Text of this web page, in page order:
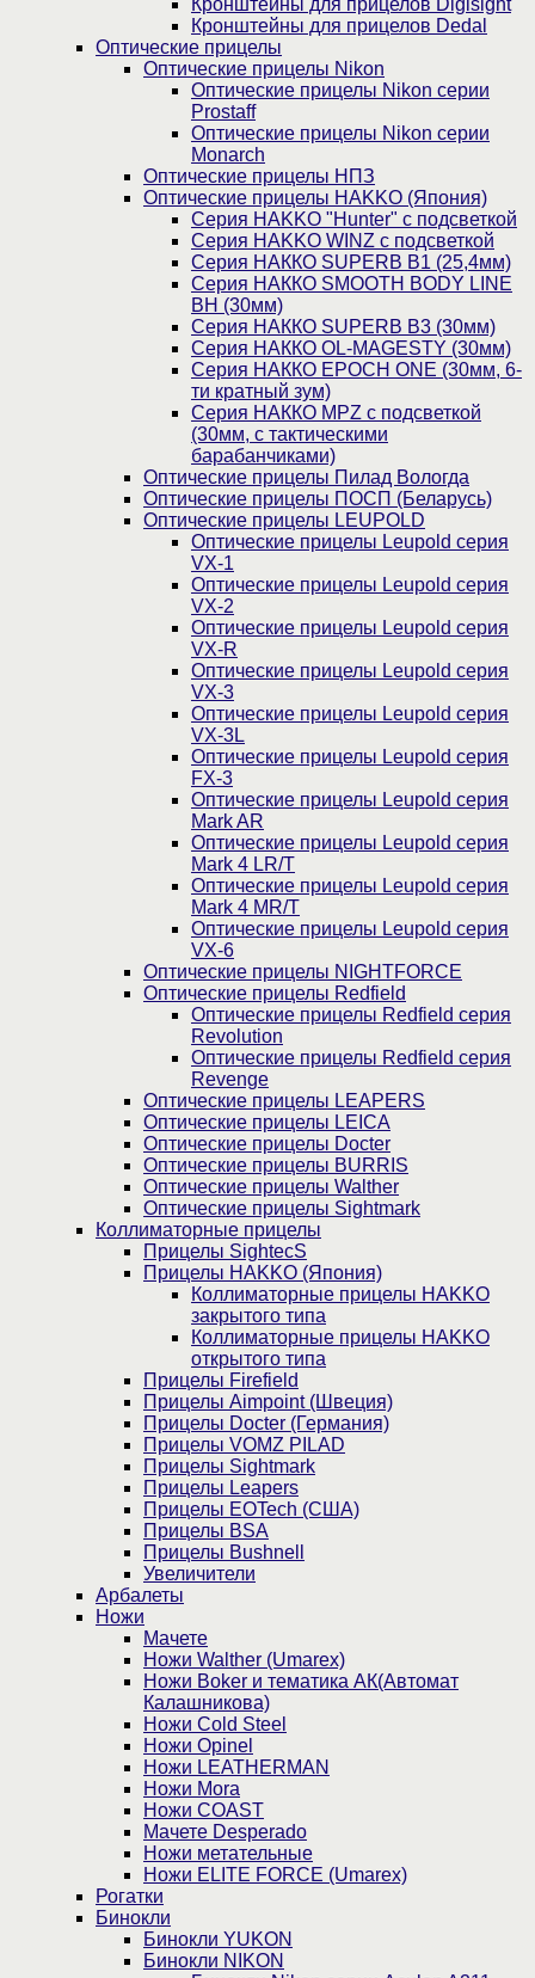
Кронштейны для прицелов Digisight
Кронштейны для прицелов Dedal
Оптические прицелы
Оптические прицелы Nikon
Оптические прицелы Nikon серии
Prostaff
Оптические прицелы Nikon серии
Monarch
Оптические прицелы НПЗ
Оптические прицелы HAKKO (Япония)
Cерия HAKKO "Hunter" с подсветкой
Серия НAKKO WINZ с подсветкой
Серия НАККО SUPERB B1 (25,4мм)
Серия НАККО SMOOTH BODY LINE
BH (30мм)
Серия НАККО SUPERB B3 (30мм)
Серия НАККО OL-MAGESTY (30мм)
Серия НАККО EPOCH ONE (30мм, 6-
ти кратный зум)
Серия НАККО MPZ с подсветкой
(30мм, c тактическими
барабанчиками)
Оптические прицелы Пилад Вологда
Оптические прицелы ПОСП (Беларусь)
Оптические прицелы LEUPOLD
Оптические прицелы Leupold серия
VX-1
Оптические прицелы Leupold серия
VX-2
Оптические прицелы Leupold серия
VX-R
Оптические прицелы Leupold серия
VX-3
Оптические прицелы Leupold серия
VX-3L
Оптические прицелы Leupold серия
FX-3
Оптические прицелы Leupold серия
Mark AR
Оптические прицелы Leupold серия
Mark 4 LR/T
Оптические прицелы Leupold серия
Mark 4 MR/T
Оптические прицелы Leupold серия
VX-6
Оптические прицелы NIGHTFORCE
Оптические прицелы Redfield
Оптические прицелы Redfield серия
Revolution
Оптические прицелы Redfield серия
Revenge
Оптические прицелы LEAPERS
Оптические прицелы LEICA
Оптические прицелы Docter
Оптические прицелы BURRIS
Оптические прицелы Walther
Оптические прицелы Sightmark
Коллиматорные прицелы
Прицелы SightecS
Прицелы HAKKO (Япония)
Коллиматорные прицелы HAKKO
закрытого типа
Коллиматорные прицелы HAKKO
открытого типа
Прицелы Firefield
Прицелы Aimpoint (Швеция)
Прицелы Docter (Германия)
Прицелы VOMZ PILAD
Прицелы Sightmark
Прицелы Leapers
Прицелы EOTech (США)
Прицелы BSA
Прицелы Bushnell
Увеличители
Арбалеты
Ножи
Мачете
Ножи Walther (Umarex)
Ножи Boker и тематика АК(Автомат
Калашникова)
Ножи Cold Steel
Ножи Opinel
Ножи LEATHERMAN
Ножи Mora
Ножи COAST
Мачете Desperado
Ножи метательные
Ножи ELITE FORCE (Umarex)
Рогатки
Бинокли
Бинокли YUKON
Бинокли NIKON